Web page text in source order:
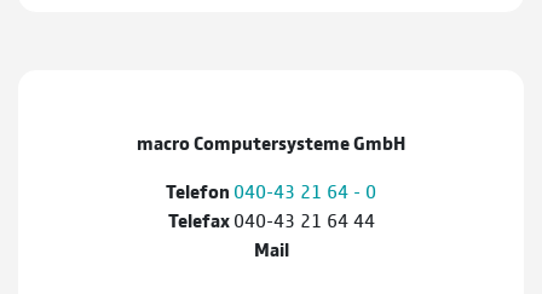
macro Computersysteme GmbH
Telefon 040-43 21 64 - 0
Telefax040-43 21 64 44
Mail